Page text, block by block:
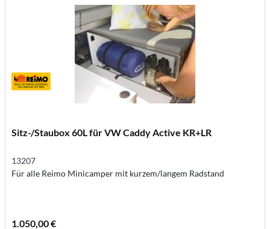
Sitz-/Staubox 60L für VW Caddy Active KR+LR
13207
Für alle Reimo Minicamper mit kurzem/langem Radstand
1.050,00 €